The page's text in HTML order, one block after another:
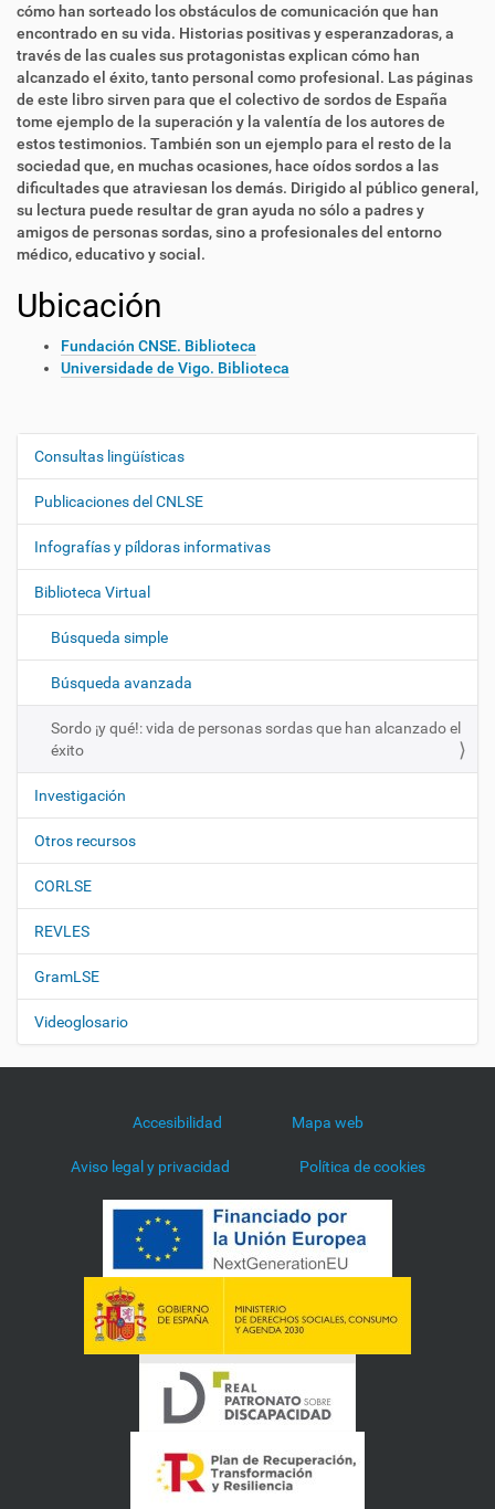
cómo han sorteado los obstáculos de comunicación que han
encontrado en su vida. Historias positivas y esperanzadoras, a
través de las cuales sus protagonistas explican cómo han
alcanzado el éxito, tanto personal como profesional. Las páginas
de este libro sirven para que el colectivo de sordos de España
tome ejemplo de la superación y la valentía de los autores de
estos testimonios. También son un ejemplo para el resto de la
sociedad que, en muchas ocasiones, hace oídos sordos a las
dificultades que atraviesan los demás. Dirigido al público general,
su lectura puede resultar de gran ayuda no sólo a padres y
amigos de personas sordas, sino a profesionales del entorno
médico, educativo y social.
Ubicación
Fundación CNSE. Biblioteca
Universidade de Vigo. Biblioteca
N
e
g
a
i
n
Consultas lingüísticas
Publicaciones del CNLSE
Infografías y píldoras informativas
Biblioteca Virtual
Búsqueda simple
Búsqueda avanzada
Sordo ¡y qué!: vida de personas sordas que han alcanzado el
éxito
Investigación
Otros recursos
CORLSE
REVLES
GramLSE
Videoglosario
Accesibilidad Mapa web
Aviso legal y privacidad Política de cookies